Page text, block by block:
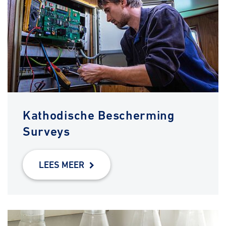
Kathodische Bescherming
Surveys
LEES MEER